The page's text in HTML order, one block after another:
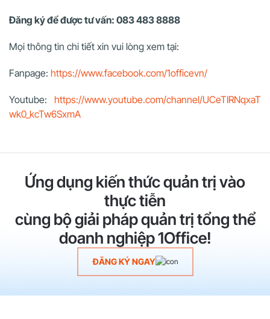
Đăng ký để được tư vấn: 083 483 8888
Mọi thông tin chi tiết xin vui lòng xem tại:
Fanpage: https://www.facebook.com/1officevn/
Youtube: https://www.youtube.com/channel/UCeTIRNqxaT
wk0_kcTw6SxmA
Ứng dụng kiến thức quản trị vào
thực tiễn
cùng bộ giải pháp quản trị tổng thể
doanh nghiệp 1Office!
ĐĂNG KÝ NGAY